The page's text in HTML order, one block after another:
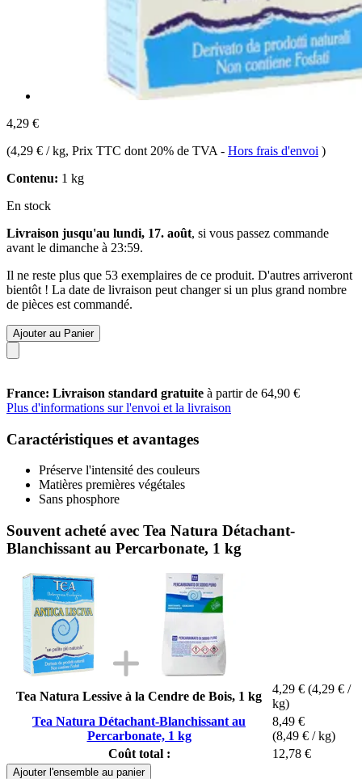
4,29 €
(4,29 € / kg, Prix TTC dont 20% de TVA - Hors frais d'envoi )
Contenu: 1 kg
En stock
Livraison jusqu'au lundi, 17. août, si vous passez commande
avant le dimanche à 23:59.
Il ne reste plus que 53 exemplaires de ce produit. D'autres arriveront
bientôt ! La date de livraison peut changer si un plus grand nombre
de pièces est commandé.
Ajouter au Panier
France: Livraison standard gratuite à partir de 64,90 €
Plus d'informations sur l'envoi et la livraison
Caractéristiques et avantages
Préserve l'intensité des couleurs
Matières premières végétales
Sans phosphore
Souvent acheté avec Tea Natura Détachant-
Blanchissant au Percarbonate, 1 kg
Tea Natura Lessive à la Cendre de Bois, 1 kg
4,29 € (4,29 € /
kg)
Tea Natura Détachant-Blanchissant au
Percarbonate, 1 kg
8,49 €
(8,49 € / kg)
Coût total :
12,78 €
Ajouter l'ensemble au panier